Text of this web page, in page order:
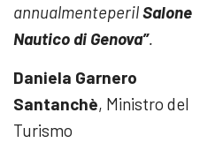
annualmenteperilSalone
Nautico di Genova”.
Daniela Garnero
Santanchè, Ministro del
Turismo